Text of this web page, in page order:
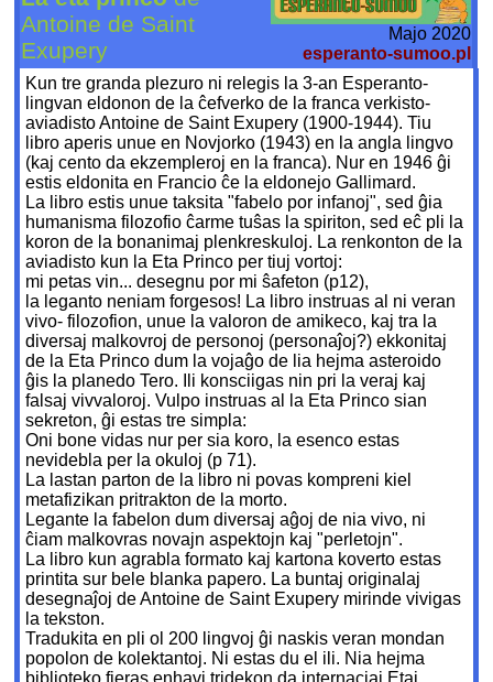
Antoine de Saint
Exupery
Majo 2020
esperanto-sumoo.pl
Kun tre granda plezuro ni relegis la 3-an Esperanto-
lingvan eldonon de la ĉefverko de la franca verkisto-
aviadisto Antoine de Saint Exupery (1900-1944). Tiu
libro aperis unue en Novjorko (1943) en la angla lingvo
(kaj cento da ekzempleroj en la franca). Nur en 1946 ĝi
estis eldonita en Francio ĉe la eldonejo Gallimard.
La libro estis unue taksita "fabelo por infanoj", sed ĝia
humanisma filozofio ĉarme tuŝas la spiriton, sed eĉ pli la
koron de la bonanimaj plenkreskuloj. La renkonton de la
aviadisto kun la Eta Princo per tiuj vortoj:
mi petas vin... desegnu por mi ŝafeton (p12),
la leganto neniam forgesos! La libro instruas al ni veran
vivo- filozofion, unue la valoron de amikeco, kaj tra la
diversaj malkovroj de personoj (personaĵoj?) ekkonitaj
de la Eta Princo dum la vojaĝo de lia hejma asteroido
ĝis la planedo Tero. Ili konsciigas nin pri la veraj kaj
falsaj vivvaloroj. Vulpo instruas al la Eta Princo sian
sekreton, ĝi estas tre simpla:
Oni bone vidas nur per sia koro, la esenco estas
nevidebla per la okuloj (p 71).
La lastan parton de la libro ni povas kompreni kiel
metafizikan pritrakton de la morto.
Legante la fabelon dum diversaj aĝoj de nia vivo, ni
ĉiam malkovras novajn aspektojn kaj "perletojn".
La libro kun agrabla formato kaj kartona koverto estas
printita sur bele blanka papero. La buntaj originalaj
desegnaĵoj de Antoine de Saint Exupery mirinde vivigas
la tekston.
Tradukita en pli ol 200 lingvoj ĝi naskis veran mondan
popolon de kolektantoj. Ni estas du el ili. Nia hejma